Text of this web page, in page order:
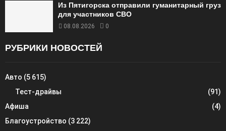
Из Пятигорска отправили гуманитарный груз
для участников СВО
08.08.2026 0
РУБРИКИ НОВОСТЕЙ
Авто (5 615)
Тест-драйвы
(91)
Афиша
(4)
Благоустройство (3 222)